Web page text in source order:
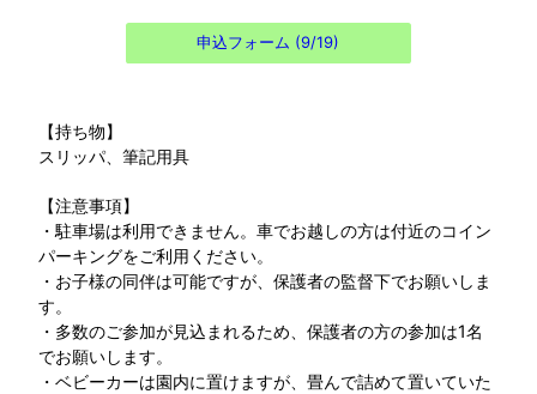
申込フォーム (9/19)
【持ち物】
スリッパ、筆記用具
【注意事項】
・駐車場は利用できません。車でお越しの方は付近のコイン
パーキングをご利用ください。
・お子様の同伴は可能ですが、保護者の監督下でお願いしま
す。
・多数のご参加が見込まれるため、保護者の方の参加は1名
でお願いします。
・ベビーカーは園内に置けますが、畳んで詰めて置いていた